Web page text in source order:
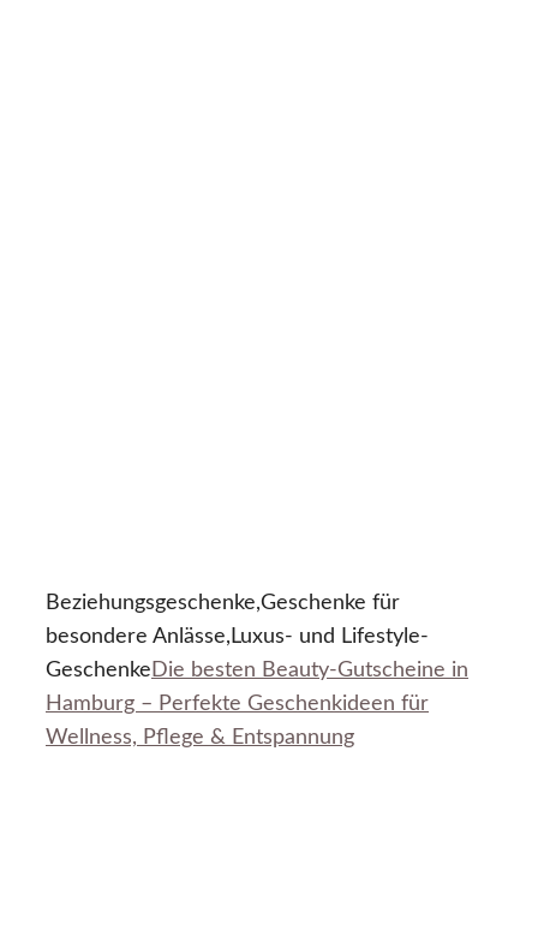
Beziehungsgeschenke,Geschenke für
besondere Anlässe,Luxus- und Lifestyle-
Geschenke Die besten Beauty-Gutscheine in
Hamburg – Perfekte Geschenkideen für
Wellness, Pflege & Entspannung